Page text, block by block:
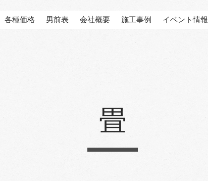
各種価格 男前表 会社概要 施工事例 イベント情報
畳